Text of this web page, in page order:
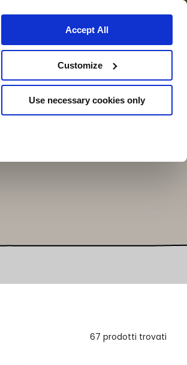
Accept All
Customize
Use necessary cookies only
67 prodotti trovati